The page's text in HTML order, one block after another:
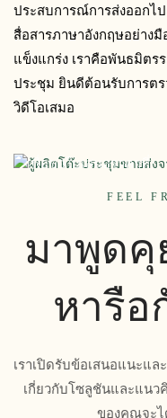
ประสบการณ์การส่งออกไป
สื่อสารภาษาอังกฤษอย่าง
แข็งแกร่ง เราคือพันธมิตร
ประชุม ยินดีต้อนรับการตร
วิดีโอเสมอ
พร้อมที่จะหาโต๊ะประชุม
คุณภาพดีแล้วหรือยัง?
เพื่อขอใบเสนอราคาที่
เชิญเยี่ยมชมโรงงาน
FEEL
มาพูดคุ
หารือ
เราเปิดรับข้อเสนอแนะแ
เกี่ยวกับโซลูชันและแนว
ของคุณจะไ